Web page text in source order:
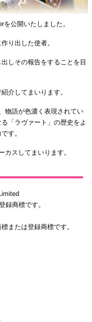
公開いたしました。
り出した使者。
しその報告をすることを目
介してまいります。
物語が色濃く表現されてい
「ラヴァート」の歴史をよ
す。
スしてまいります。
録商標です。
または登録商標です。